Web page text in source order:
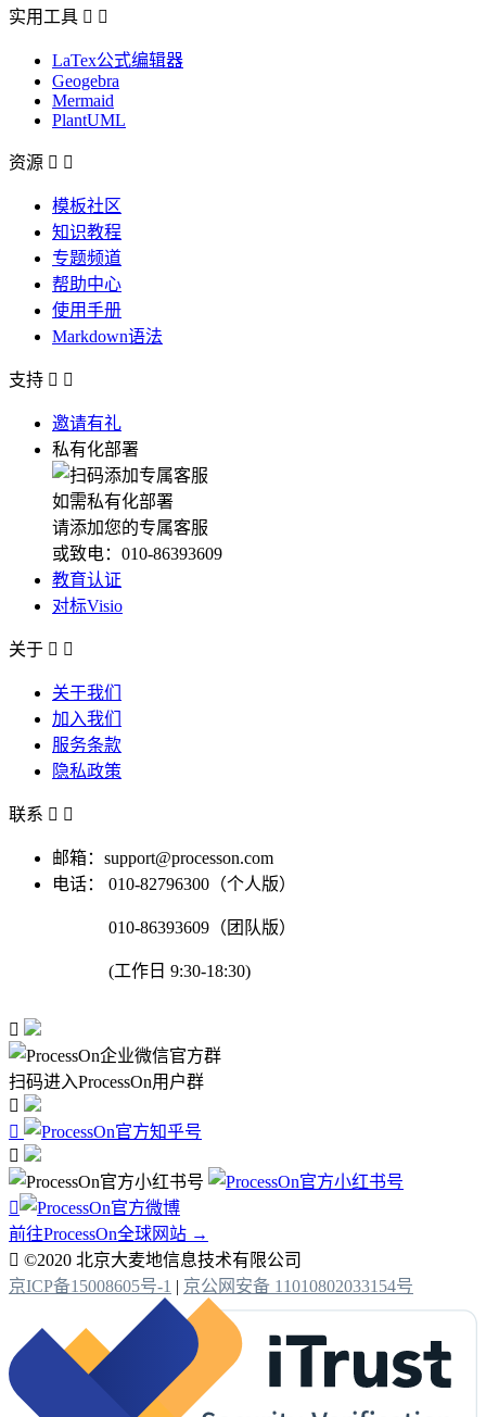
实用工具  
LaTex公式编辑器
Geogebra
Mermaid
PlantUML
资源  
模板社区
知识教程
专题频道
帮助中心
使用手册
Markdown语法
支持  
邀请有礼
私有化部署
如需私有化部署
请添加您的专属客服
或致电：010-86393609
教育认证
对标Visio
关于  
关于我们
加入我们
服务条款
隐私政策
联系  
邮箱：support@processon.com
电话：
010-82796300（个人版）
010-86393609（团队版）
(工作日 9:30-18:30)

扫码进入ProcessOn用户群




前往ProcessOn全球网站 →
 ©2020 北京大麦地信息技术有限公司
京ICP备15008605号-1 | 京公网安备 11010802033154号